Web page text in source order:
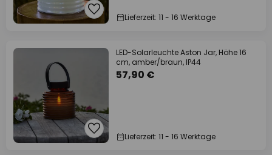
Lieferzeit: 11 - 16 Werktage
LED-Solarleuchte Aston Jar, Höhe 16
cm, amber/braun, IP44
57,90 €
Lieferzeit: 11 - 16 Werktage